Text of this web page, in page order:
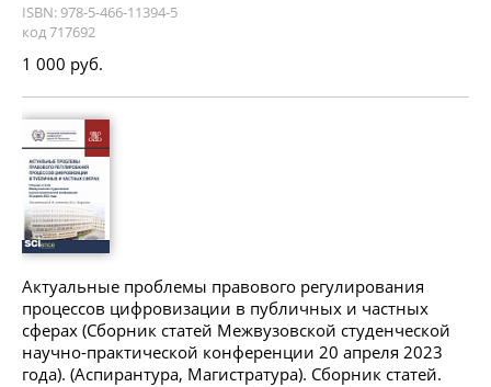
ISBN: 978-5-466-11394-5
код 717692
1 000 руб.
Актуальные проблемы правового регулирования
процессов цифровизации в публичных и частных
сферах (Сборник статей Межвузовской студенческой
научно-практической конференции 20 апреля 2023
года). (Аспирантура, Магистратура). Сборник статей.